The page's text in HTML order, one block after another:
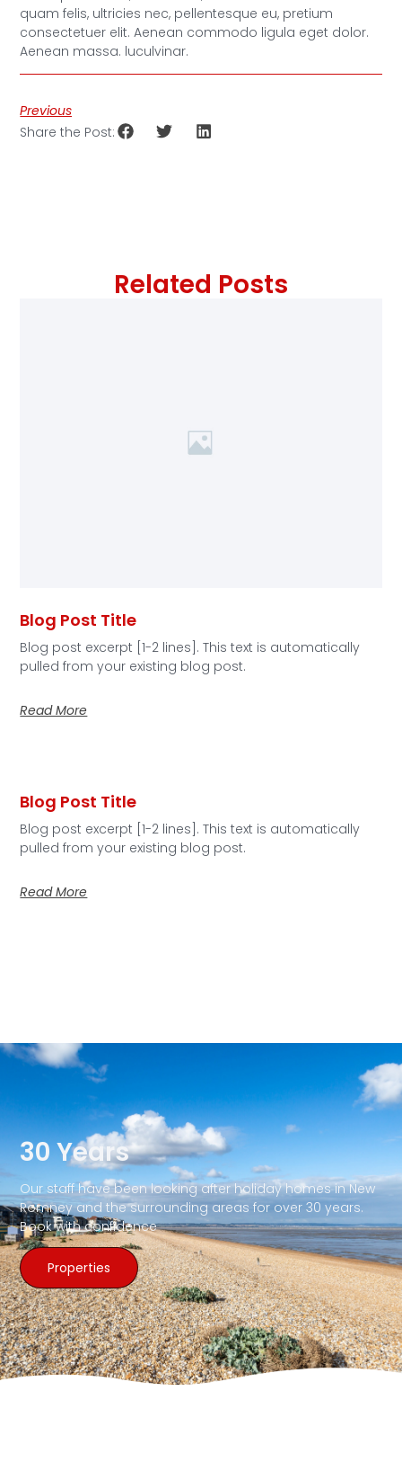
quam felis, ultricies nec, pellentesque eu, pretium
consectetuer elit. Aenean commodo ligula eget dolor.
Aenean massa. luculvinar.
Previous
Share the Post:
Related Posts
Blog Post Title
Blog post excerpt [1-2 lines]. This text is automatically
pulled from your existing blog post.
Read More
Blog Post Title
Blog post excerpt [1-2 lines]. This text is automatically
pulled from your existing blog post.
Read More
30 Years
Our staff have been looking after holiday homes in New
Romney and the surrounding areas for over 30 years.
Book with confidence
Properties